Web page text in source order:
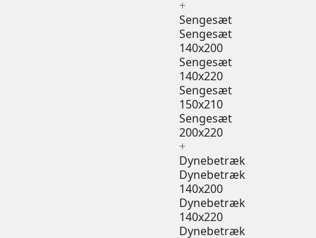
+
Sengesæt
Sengesæt
140x200
Sengesæt
140x220
Sengesæt
150x210
Sengesæt
200x220
+
Dynebetræk
Dynebetræk
140x200
Dynebetræk
140x220
Dynebetræk